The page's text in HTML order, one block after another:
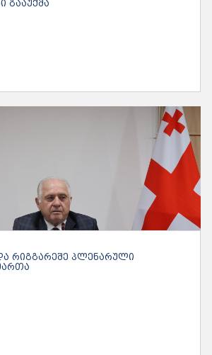
ᲒᲐᲐᲣᲥᲛᲐ
ᲠᲘᲒᲒᲐᲠᲔᲨᲔ ᲞᲚᲔᲜᲐᲠᲣᲚᲘ